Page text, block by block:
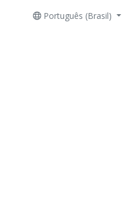
Português (Brasil)